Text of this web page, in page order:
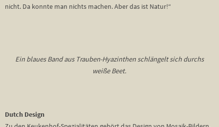
nicht. Da konnte man nichts machen. Aber das ist Natur!“
Ein blaues Band aus Trauben-Hyazinthen schlängelt sich durchs
weiße Beet.
Dutch Design